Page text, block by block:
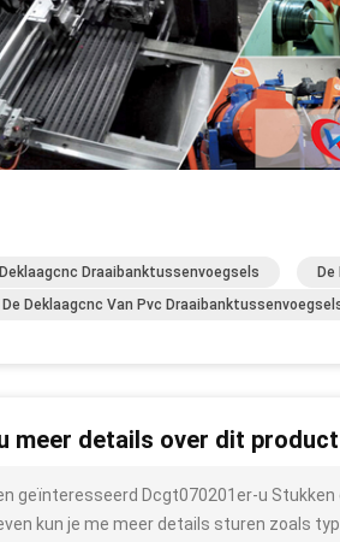
Draaibanktussenvoegsels
De Deklaagcnc Van Pvc
meer details over dit
geïnteresseerd Dcgt070201er-u
kun je me meer details sturen zoals